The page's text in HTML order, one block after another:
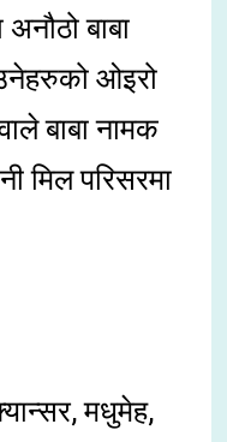
बाबा
ओइरो
बाबा नामक
मिल परिसरमा
मधुमेह,